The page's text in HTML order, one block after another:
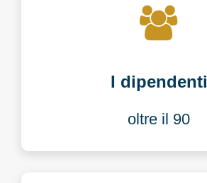
I dipendenti
oltre il 90